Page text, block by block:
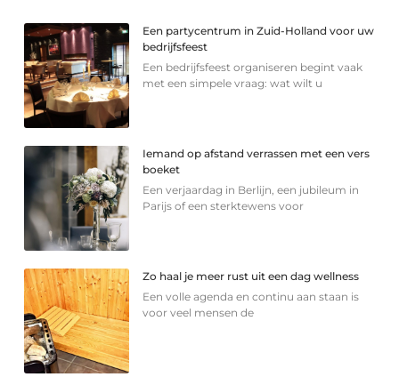
Een partycentrum in Zuid-Holland voor uw
bedrijfsfeest
Een bedrijfsfeest organiseren begint vaak
met een simpele vraag: wat wilt u
Iemand op afstand verrassen met een vers
boeket
Een verjaardag in Berlijn, een jubileum in
Parijs of een sterkte­wens voor
Zo haal je meer rust uit een dag wellness
Een volle agenda en continu aan staan is
voor veel mensen de